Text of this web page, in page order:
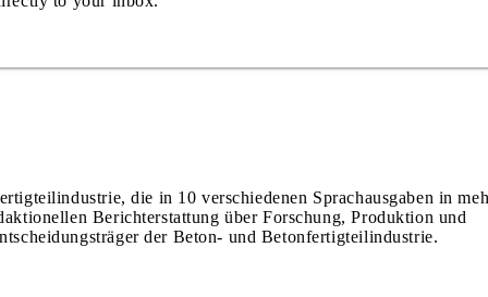
die in 10 verschiedenen Sprachausgaben in
Berichterstattung über Forschung, Produktion und
der Beton- und Betonfertigteilindustrie.